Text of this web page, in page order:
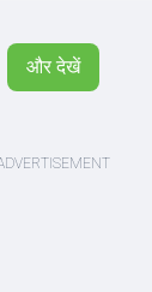
और देखें